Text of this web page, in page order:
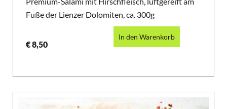
Fuße der Lienzer Dolomiten, ca. 300g
€8,50
In den Warenkorb